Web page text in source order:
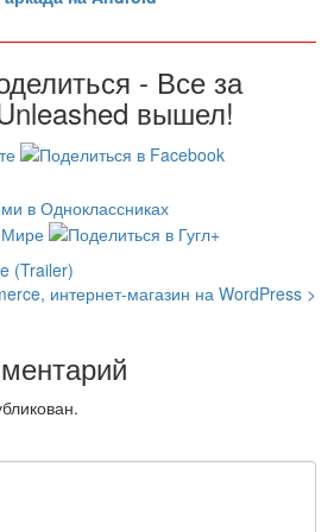
- Все за
вышел!
(Trailer)
интернет-магазин на WordPress >